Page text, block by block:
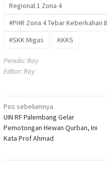
Regional 1 Zona 4
#PHR Zona 4 Tebar Keberkahan
#SKK Migas
KKKS
Penulis: Ray
Editor: Ray
Navigasi
pos
Pos sebelumnya
UIN RF Palembang Gelar
Pemotongan Hewan Qurban, Ini
Kata Prof Ahmad